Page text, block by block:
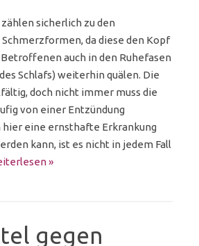
sicherlich zu den
da diese den Kopf
auch in den Ruhefasen
Schlafs) weiterhin quälen. Die
doch nicht immer muss die
von einer Entzündung
hier eine ernsthafte Erkrankung
kann, ist es nicht in jedem Fall
»
gegen